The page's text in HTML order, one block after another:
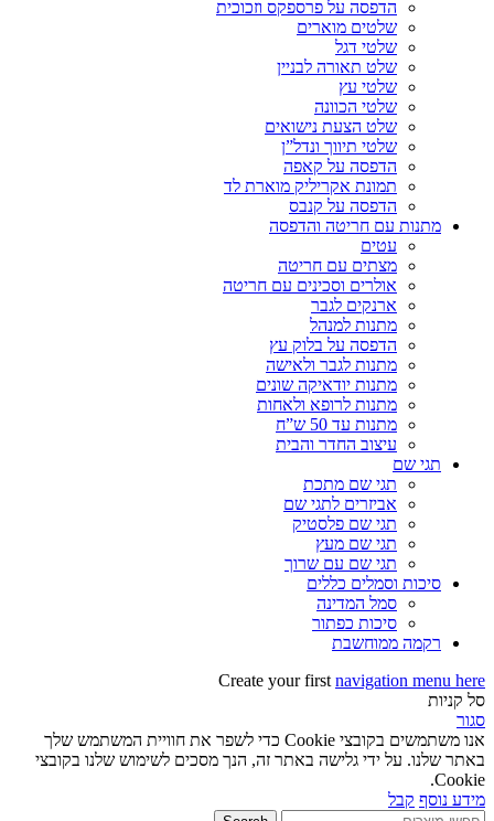
הדפסה על פרספקס וזכוכית
שלטים מוארים
שלטי דגל
שלט תאורה לבניין
שלטי עץ
שלטי הכוונה
שלט הצעת נישואים
שלטי תיווך ונדל”ן
הדפסה על קאפה
תמונת אקריליק מוארת לד
הדפסה על קנבס
מתנות עם חריטה והדפסה
עטים
מצתים עם חריטה
אולרים וסכינים עם חריטה
ארנקים לגבר
מתנות למנהל
הדפסה על בלוק עץ
מתנות לגבר ולאישה
מתנות יודאיקה שונים
מתנות לרופא ולאחות
מתנות עד 50 ש”ח
עיצוב החדר והבית
תגי שם
תגי שם מתכת
אביזרים לתגי שם
תגי שם פלסטיק
תגי שם מעץ
תגי שם עם שרוך
סיכות וסמלים כללים
סמל המדינה
סיכות כפתור
רקמה ממוחשבת
Create your first navigation menu here
סל קניות
סגור
אנו משתמשים בקובצי Cookie כדי לשפר את חוויית המשתמש שלך
באתר שלנו. על ידי גלישה באתר זה, הנך מסכים לשימוש שלנו בקובצי
Cookie.
מידע נוסף קבל